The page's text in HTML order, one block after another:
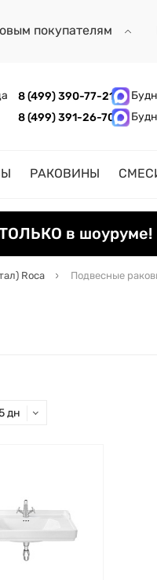
покупателям
8 (499) 390-77-21
8 (499) 391-26-70
РАКОВИНЫ
в шоуруме!
Roca Подвесные
дн